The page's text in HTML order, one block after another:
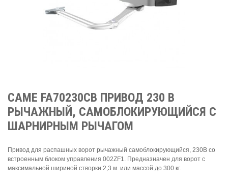
CAME FA70230CB ПРИВОД 230 В
РЫЧАЖНЫЙ, САМОБЛОКИРУЮЩИЙСЯ С
ШАРНИРНЫМ РЫЧАГОМ
Привод для распашных ворот рычажный самоблокирующийся, 230В со
встроенным блоком управления 002ZF1. Предназначен для ворот с
максимальной шириной створки 2,3 м. или массой до 300 кг.